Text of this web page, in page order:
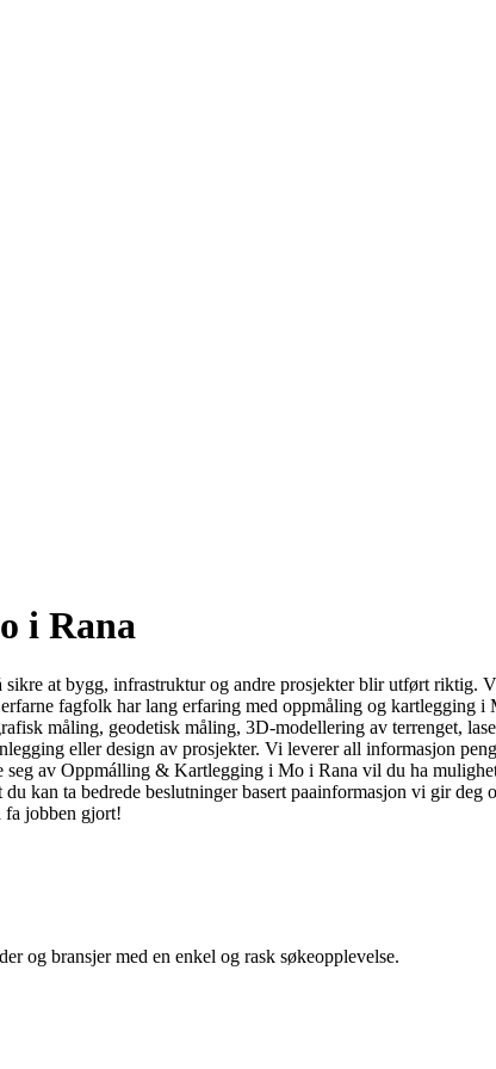
i Rana
at bygg, infrastruktur og andre prosjekter blir utført riktig.
fagfolk har lang erfaring med oppmåling og kartlegging i
måling, geodetisk måling, 3D-modellering av terrenget,
eller design av prosjekter. Vi leverer all informasjon
av Oppmálling & Kartlegging i Mo i Rana vil du ha
du kan ta bedrede beslutninger basert paainformasjon vi gir
fa jobben gjort!
og bransjer med en enkel og rask søkeopplevelse.